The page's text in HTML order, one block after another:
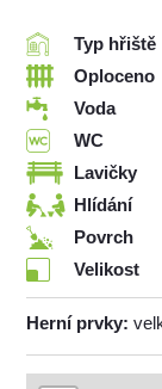
Typ hřiště
Oploceno
Voda
WC
Lavičky
Hlídání
Povrch
Velikost
Herní prvky: